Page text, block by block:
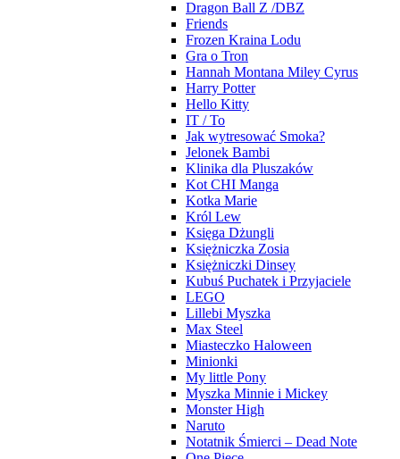
Dragon Ball Z /DBZ
Friends
Frozen Kraina Lodu
Gra o Tron
Hannah Montana Miley Cyrus
Harry Potter
Hello Kitty
IT / To
Jak wytresować Smoka?
Jelonek Bambi
Klinika dla Pluszaków
Kot CHI Manga
Kotka Marie
Król Lew
Księga Dżungli
Księżniczka Zosia
Księżniczki Dinsey
Kubuś Puchatek i Przyjaciele
LEGO
Lillebi Myszka
Max Steel
Miasteczko Haloween
Minionki
My little Pony
Myszka Minnie i Mickey
Monster High
Naruto
Notatnik Śmierci – Dead Note